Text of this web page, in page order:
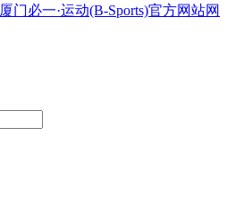
厦门必一·运动(B-Sports)官方网站网